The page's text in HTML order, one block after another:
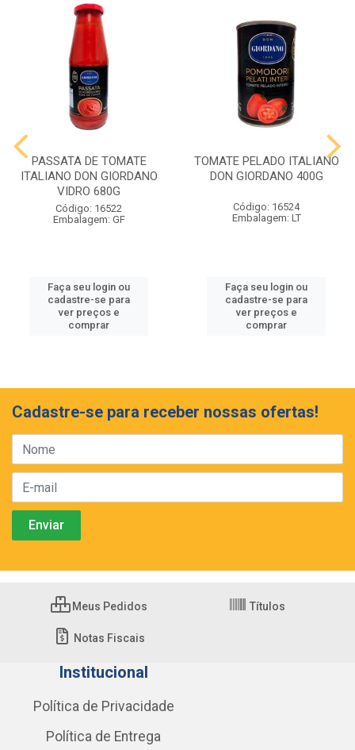
PASSATA DE TOMATE
ITALIANO DON GIORDANO
VIDRO 680G
Código: 16522
Embalagem: GF
Faça seu login ou
cadastre-se para
ver preços e
comprar
TOMATE PELADO ITALIANO
DON GIORDANO 400G
Código: 16524
Embalagem: LT
Faça seu login ou
cadastre-se para
ver preços e
comprar
Cadastre-se para receber nossas ofertas!
Meus Pedidos Títulos
Notas Fiscais
Institucional
Política de Privacidade
Política de Entrega